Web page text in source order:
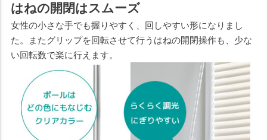
はねの開閉はスムーズ
女性の小さな手でも握りやすく、回しやすい形になりまし
た。またグリップを回転させて行うはねの開閉操作も、少な
い回転数で楽に行えます。